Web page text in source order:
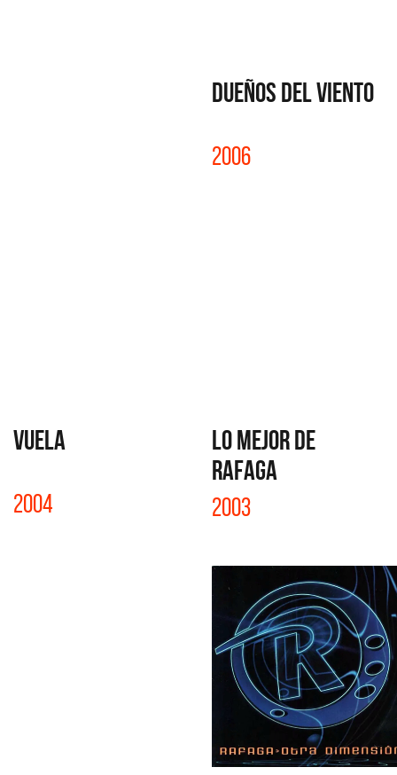
DUEÑOS DEL VIENTO
2006
VUELA
2004
LO MEJOR DE
RAFAGA
2003